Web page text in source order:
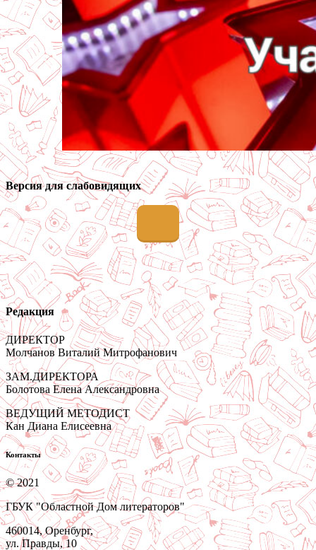
Версия для слабовидящих
Редакция
ДИРЕКТОР
Молчанов Виталий Митрофанович
ЗАМ.ДИРЕКТОРА
Болотова Елена Александровна
ВЕДУЩИЙ МЕТОДИСТ
Кан Диана Елисеевна
Контакты
© 2021
ГБУК "Областной Дом литераторов"
460014, Оренбург,
ул. Правды, 10